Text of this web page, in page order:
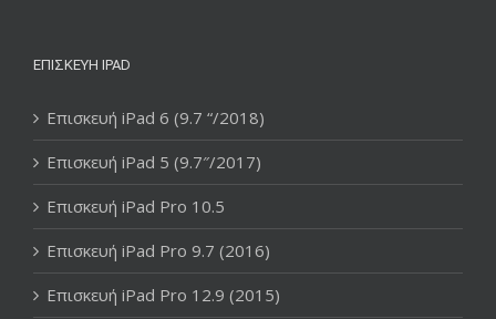
ΕΠΙΣΚΕΥΉ IPAD
Επισκευή iPad 6 (9.7 “/2018)
Επισκευή iPad 5 (9.7″/2017)
Επισκευή iPad Pro 10.5
Επισκευή iPad Pro 9.7 (2016)
Επισκευή iPad Pro 12.9 (2015)